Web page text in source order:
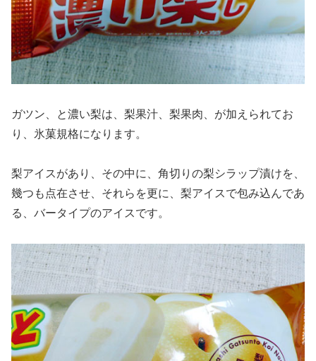
ガツン、と濃い梨は、梨果汁、梨果肉、が加えられてお
り、氷菓規格になります。
梨アイスがあり、その中に、角切りの梨シラップ漬けを、
幾つも点在させ、それらを更に、梨アイスで包み込んであ
る、バータイプのアイスです。